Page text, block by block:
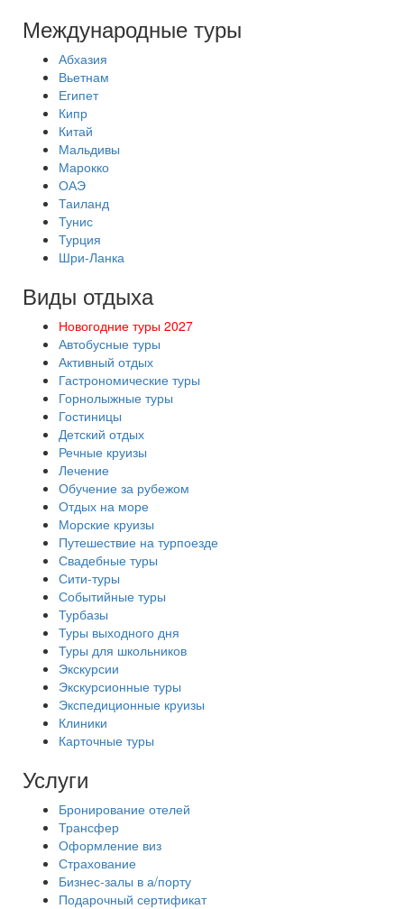
Международные туры
Абхазия
Вьетнам
Египет
Кипр
Китай
Мальдивы
Марокко
ОАЭ
Таиланд
Тунис
Турция
Шри-Ланка
Виды отдыха
Новогодние туры 2027
Автобусные туры
Активный отдых
Гастрономические туры
Горнолыжные туры
Гостиницы
Детский отдых
Речные круизы
Лечение
Обучение за рубежом
Отдых на море
Морские круизы
Путешествие на турпоезде
Свадебные туры
Сити-туры
Событийные туры
Турбазы
Туры выходного дня
Туры для школьников
Экскурсии
Экскурсионные туры
Экспедиционные круизы
Клиники
Карточные туры
Услуги
Бронирование отелей
Трансфер
Оформление виз
Страхование
Бизнес-залы в а/порту
Подарочный сертификат